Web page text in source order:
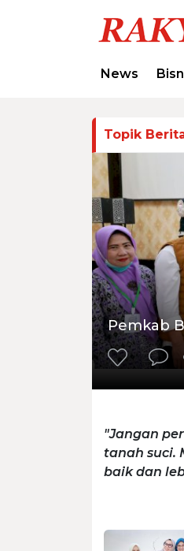
News
Topik
Pemkab
"Jangan
tanah suci.
baik dan